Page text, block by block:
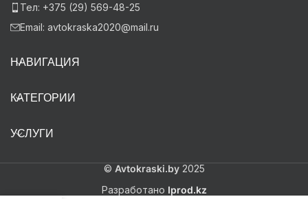
Тел: +375 (29) 569-48-25
Email: avtokraska2020@mail.ru
НАВИГАЦИЯ
КАТЕГОРИИ
УСЛУГИ
© Avtokraski.by2025
Разработано Iprod.kz